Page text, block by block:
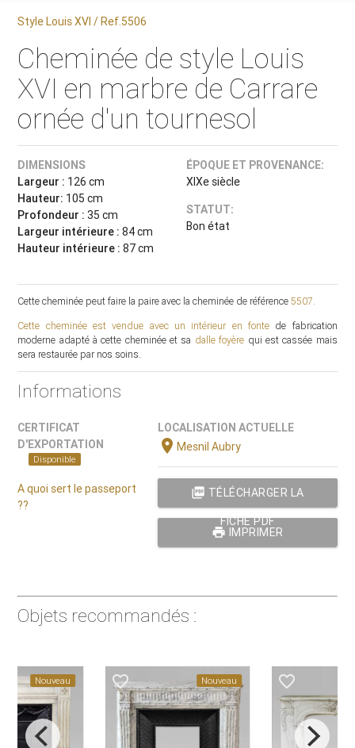
Style Louis XVI / Ref.5506
Cheminée de style Louis
XVI en marbre de Carrare
ornée d'un tournesol
DIMENSIONS
Largeur : 126 cm
Hauteur: 105 cm
Profondeur : 35 cm
Largeur intérieure :84 cm
Hauteur intérieure :87 cm
ÉPOQUE ET PROVENANCE:
XIXe siècle
STATUT:
Bon état
Cette cheminée peut faire la paire avec la cheminée de référence5507.
Cette cheminée est vendue avec un intérieur en fontede fabrication
moderne adapté à cette cheminée et sa dalle foyère qui est cassée mais
sera restaurée par nos soins.
Informations
CERTIFICAT
D'EXPORTATION
Disponible
A quoi sert le passeport
??
LOCALISATION ACTUELLE
location_onMesnil Aubry
picture_as_pdf TÉLÉCHARGER LA
FICHE PDF
print IMPRIMER
Objets recommandés :
Nouveau favorite_border Nouveau favorite_border